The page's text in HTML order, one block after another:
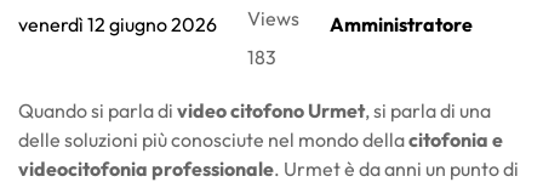
venerdì 12 giugno2026
Views
183
Amministratore
Quando si parla di video citofono Urmet, si parla di una
delle soluzioni più conosciute nel mondo dellacitofonia e
videocitofonia professionale. Urmet è da anni un punto di